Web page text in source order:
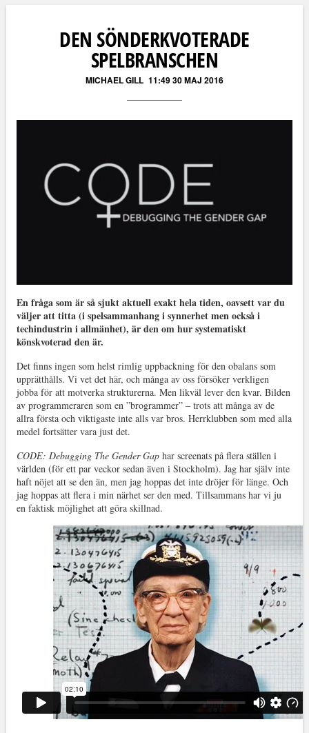
DEN SÖNDERKVOTERADE
SPELBRANSCHEN
MICHAEL GILL 11:49 30 MAJ 2016
En fråga som är så sjukt aktuell exakt hela tiden, oavsett var du
väljer att titta (i spelsammanhang i synnerhet men också i
techindustrin i allmänhet), är den om hur systematiskt
könskvoterad den är.
Det finns ingen som helst rimlig uppbackning för den obalans som
upprätthålls. Vi vet det här, och många av oss försöker verkligen
jobba för att motverka strukturerna. Men likväl lever den kvar. Bilden
av programmeraren som en ”brogrammer” – trots att många av de
allra första och viktigaste inte alls var bros. Herrklubben som med alla
medel fortsätter vara just det.
CODE: Debugging The Gender Gaphar screenats på flera ställen i
världen (för ett par veckor sedan även i Stockholm). Jag har själv inte
haft nöjet att se den än, men jag hoppas det inte dröjer för länge. Och
jag hoppas att flera i min närhet ser den med. Tillsammans har vi ju
en faktisk möjlighet att göra skillnad.